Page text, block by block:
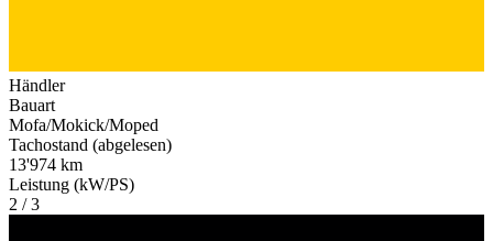
Händler
Bauart
Mofa/Mokick/Moped
Tachostand (abgelesen)
13'974 km
Leistung (kW/PS)
2 / 3